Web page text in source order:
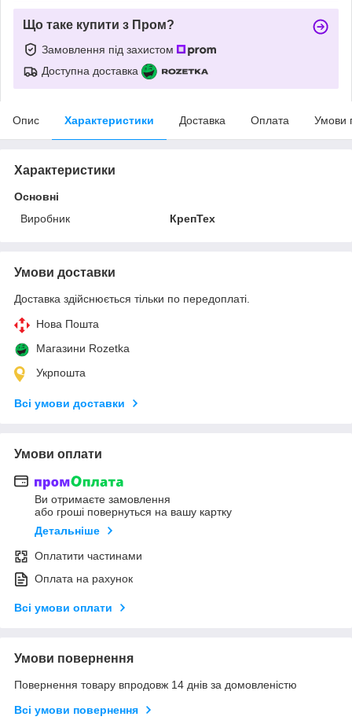
Що таке купити з Пром?
Замовлення під захистом
Доступна доставка
Опис Характеристики Доставка Оплата Умови
Характеристики
Основні
Виробник
КрепТех
Умови доставки
Доставка здійснюється тільки по передоплаті.
Нова Пошта
Магазини Rozetka
Укрпошта
Всі умови доставки
Умови оплати
Ви отримаєте замовлення
або гроші повернуться на вашу картку
Детальніше
Оплатити частинами
Оплата на рахунок
Всі умови оплати
Умови повернення
Повернення товару впродовж 14 днів за домовленістю
Всі умови повернення